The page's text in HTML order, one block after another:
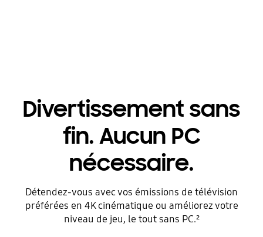
Divertissement sans
fin. Aucun PC
nécessaire.
Détendez-vous avec vos émissions de télévision
préférées en 4K cinématique ou améliorez votre
niveau de jeu, le tout sans PC.²